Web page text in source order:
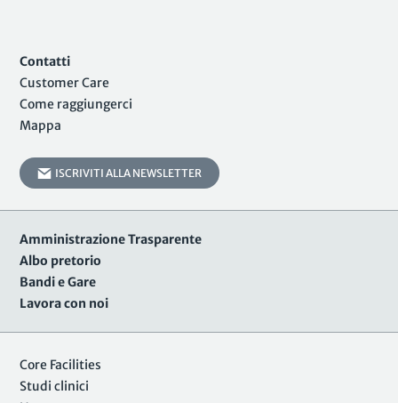
Contatti
Customer Care
Come raggiungerci
Mappa
ISCRIVITI ALLA NEWSLETTER
Amministrazione Trasparente
Albo pretorio
Bandi e Gare
Lavora con noi
Core Facilities
Studi clinici